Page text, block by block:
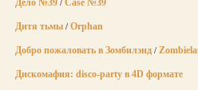
Дело №39 / Case №39
Дитя тьмы / Orphan
Добро пожаловать в Зомбилэнд /
Дискомафия: disco-party в 4D формате